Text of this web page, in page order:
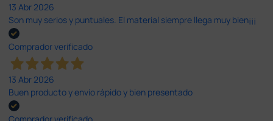
13 Abr 2026
Son muy serios y puntuales. El material siempre llega muy bien¡¡¡
Comprador verificado
13 Abr 2026
Buen producto y envío rápido y bien presentado